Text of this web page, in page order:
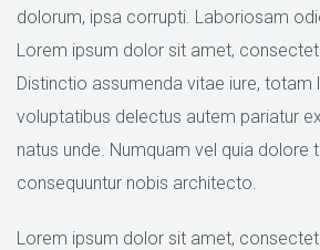
dolorum, ipsa corrupti. Laboriosam
Lorem ipsum dolor sit amet,
Distinctio assumenda vitae iure, totam
voluptatibus delectus autem pariatur
natus unde. Numquam vel quia dolore
consequuntur nobis architecto.
Lorem ipsum dolor sit amet,